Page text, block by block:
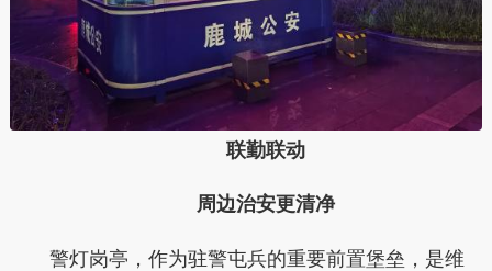
联勤联动
周边治安更清净
警灯岗亭，作为驻警屯兵的重要前置堡垒，是维